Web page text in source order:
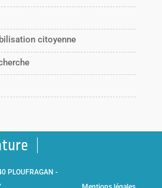
citoyenne
PLOUFRAGAN -